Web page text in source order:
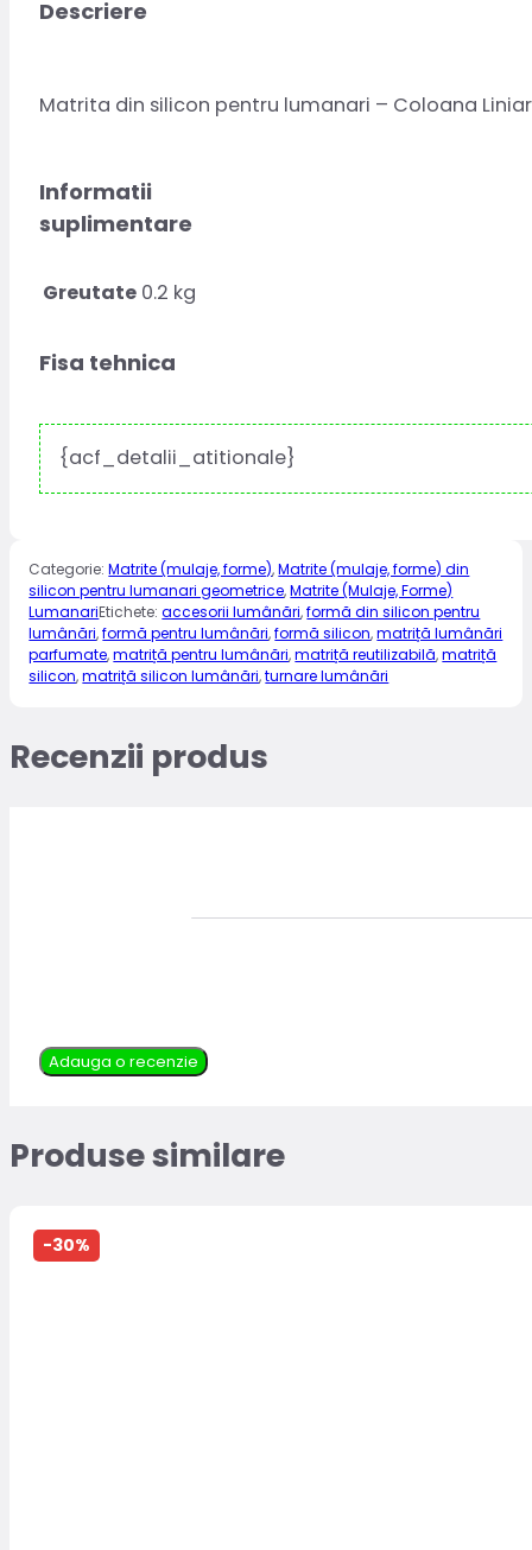
Descriere
Matrita din silicon pentru lumanari – Coloana
Informatii
suplimentare
Greutate 0.2 kg
Fisa tehnica
{acf_detalii_atitionale}
Categorie:Matrite (mulaje, forme),Matrite (mulaje, forme) din
silicon pentru lumanari geometrice,Matrite (Mulaje, Forme)
LumanariEtichete:accesorii lumânări,formă din silicon pentru
lumânări,formă pentru lumânări,formă silicon,matriță lumânări
parfumate,matriță pentru lumânări,matriță reutilizabilă,matriță
silicon,matriță silicon lumânări,turnare lumânări
Recenzii produs
Adauga o recenzie
Produse similare
-30%